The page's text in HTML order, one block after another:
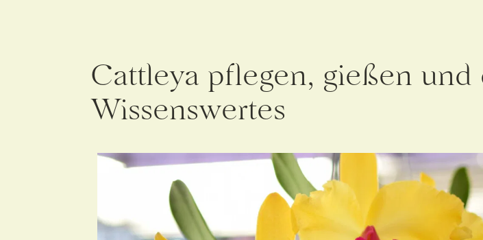
Cattleya pflegen, gießen
Wissenswertes